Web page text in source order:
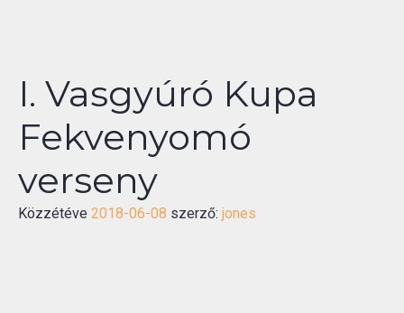
I. Vasgyúró Kupa
Fekvenyomó
verseny
Közzétéve2018-06-08 szerző:jones